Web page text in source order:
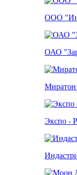
ООО
ОАО
Миратон
Экспо -